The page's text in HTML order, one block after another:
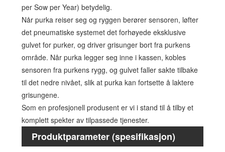
per Sow per Year) betydelig.
Når purka reiser seg og ryggen berører sensoren, løfter
det pneumatiske systemet det forhøyede eksklusive
gulvet for purker, og driver grisunger bort fra purkens
område. Når purka legger seg inne i kassen, kobles
sensoren fra purkens rygg, og gulvet faller sakte tilbake
til det nedre nivået, slik at purka kan fortsette å laktere
grisungene.
Som en profesjonell produsent er vi i stand til å tilby et
komplett spekter av tilpassede tjenester.
Produktparameter (spesifikasjon)